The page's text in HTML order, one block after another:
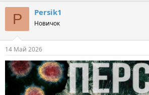
P Persik1
Новичок
14 Май 2026